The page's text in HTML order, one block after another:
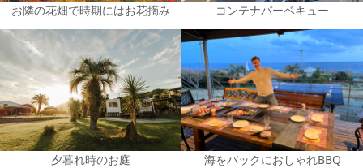
お隣の花畑で時期にはお花摘み コンテナバーベキュー
夕暮れ時のお庭 海をバックにおしゃれBBQ